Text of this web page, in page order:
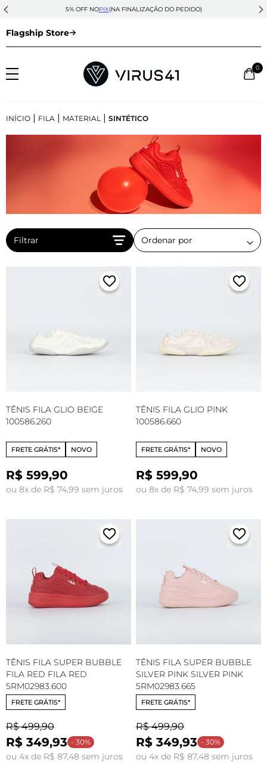
5% OFF NOPIX(NA FINALIZAÇÃO DO PEDIDO)
Flagship Store
0
INÍCIO | FILA | MATERIAL | SINTÉTICO
Filtrar
TÊNIS FILA GLIO BEIGE
100586.260
FRETE GRÁTIS* NOVO
R$ 599,90
ou 8x de R$ 74,99 sem juros
TÊNIS FILA GLIO PINK
100586.660
FRETE GRÁTIS* NOVO
R$ 599,90
ou 8x de R$ 74,99 sem juros
TÊNIS FILA SUPER BUBBLE
FILA RED FILA RED
5RM02983.600
FRETE GRÁTIS*
R$ 499,90
R$ 349,93 - 30%
ou 4x de R$ 87,48 sem juros
TÊNIS FILA SUPER BUBBLE
SILVER PINK SILVER PINK
5RM02983.665
FRETE GRÁTIS*
R$ 499,90
R$ 349,93 - 30%
ou 4x de R$ 87,48 sem juros